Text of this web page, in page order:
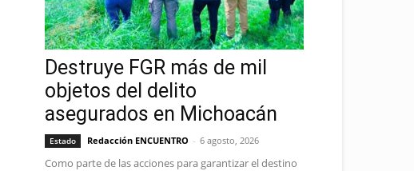
Destruye FGR más de mil
objetos del delito
asegurados en Michoacán
Estado Redacción ENCUENTRO - 6 agosto, 2026
Como parte de las acciones para garantizar el destino